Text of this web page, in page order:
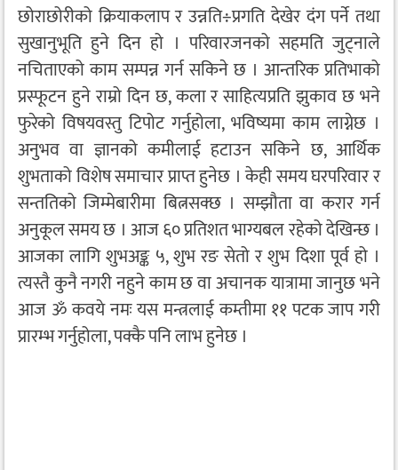
छोराछोरीको क्रियाकलाप र उन्नति÷प्रगति देखेर दंग पर्ने तथा
सुखानुभूति हुने दिन हो । परिवारजनको सहमति जुट्नाले
नचिताएको काम सम्पन्न गर्न सकिने छ । आन्तरिक प्रतिभाको
प्रस्फूटन हुने राम्रो दिन छ, कला र साहित्यप्रति झुकाव छ भने
फुरेको विषयवस्तु टिपोट गर्नुहोला, भविष्यमा काम लाग्नेछ ।
अनुभव वा ज्ञानको कमीलाई हटाउन सकिने छ, आर्थिक
शुभताको विशेष समाचार प्राप्त हुनेछ । केही समय घरपरिवार र
सन्ततिको जिम्मेबारीमा बित्नसक्छ । सम्झौता वा करार गर्न
अनुकूल समय छ । आज ६० प्रतिशत भाग्यबल रहेको देखिन्छ ।
आजका लागि शुभअङ्क ५, शुभ रङ सेतो र शुभ दिशा पूर्व हो ।
त्यस्तै कुनै नगरी नहुने काम छ वा अचानक यात्रामा जानुछ भने
आज ॐ कवये नमः यस मन्त्रलाई कम्तीमा ११ पटक जाप गरी
प्रारम्भ गर्नुहोला, पक्कै पनि लाभ हुनेछ ।